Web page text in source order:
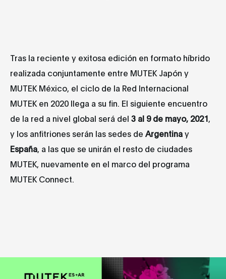
Tras la reciente y exitosa edición en formato híbrido
realizada conjuntamente entre MUTEK Japón y
MUTEK México, el ciclo de la Red Internacional
MUTEK en 2020 llega a su fin. El siguiente encuentro
de la red a nivel global será del 3 al 9 de mayo, 2021
y los anfitriones serán las sedes de Argentinay
España , a las que se unirán el resto de ciudades
MUTEK, nuevamente en el marco del programa
MUTEK Connect.